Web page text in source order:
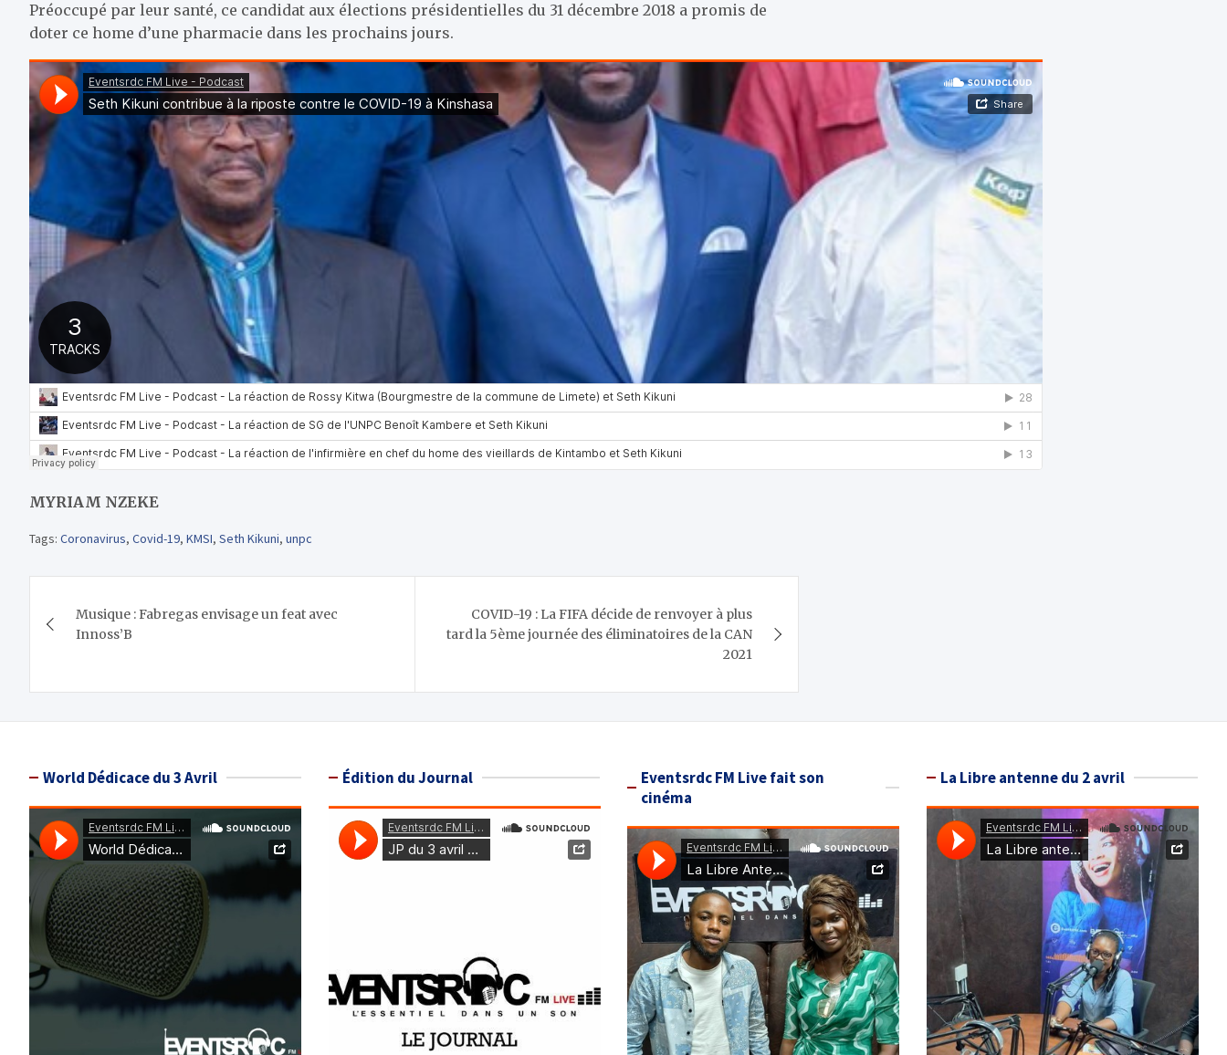
Préoccupé par leur santé, ce candidat aux élections présidentielles du 31 décembre 2018 a promis de
doter ce home d’une pharmacie dans les prochains jours.
MYRIAM NZEKE
Tags: Coronavirus, Covid-19, KMSI, Seth Kikuni, unpc
de
Musique : Fabregas envisage un feat avec
Innoss’B
COVID-19 : La FIFA décide de renvoyer à plus
tard la 5ème journée des éliminatoires de la CAN
2021
World Dédicace du 3 Avril Édition du Journal
Eventsrdc FM Live fait son
cinéma
La Libre antenne du 2 avril